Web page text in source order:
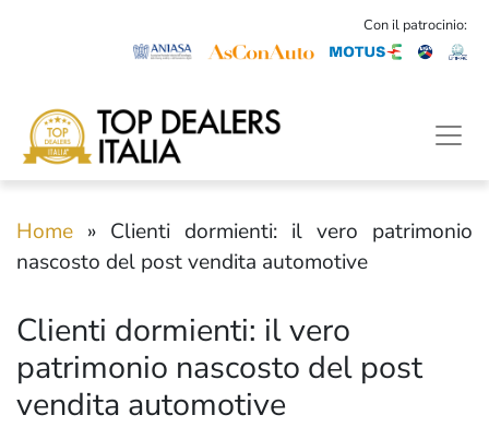
Con il patrocinio:
Home » Clienti dormienti: il vero patrimonio
nascosto del post vendita automotive
Clienti dormienti: il vero
patrimonio nascosto del post
vendita automotive